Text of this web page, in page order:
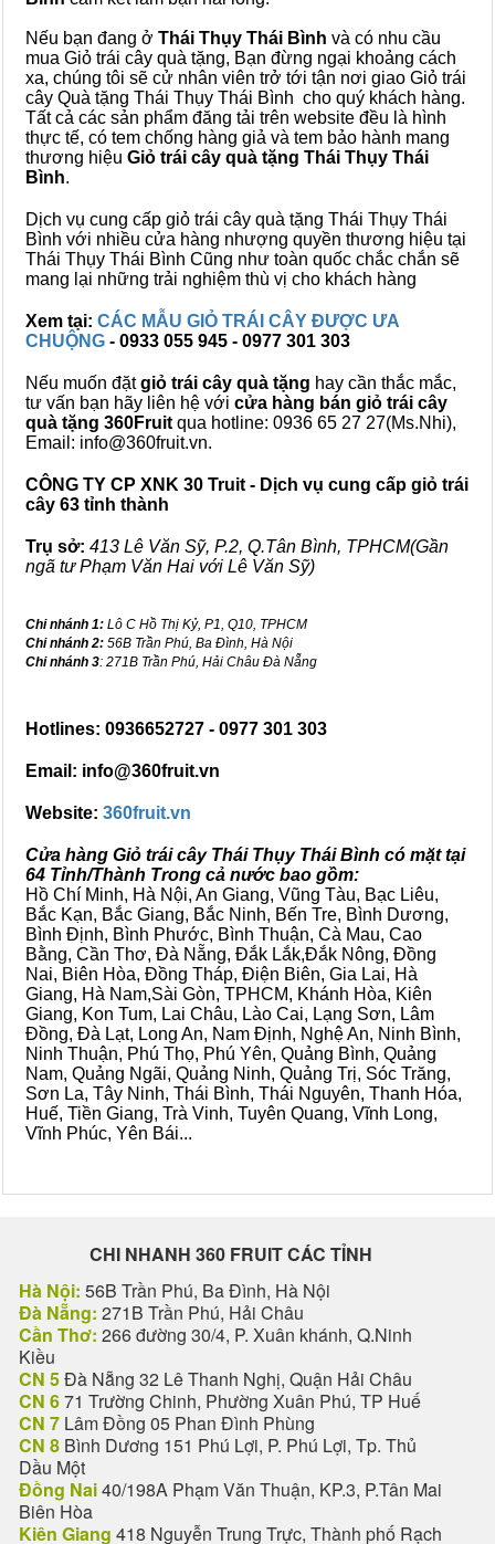
Nếu bạn đang ở Thái Thụy Thái Bình và có nhu cầu
mua Giỏ trái cây quà tặng, Bạn đừng ngại khoảng cách
xa, chúng tôi sẽ cử nhân viên trở tới tận nơi giao Giỏ trái
cây Quà tặng Thái Thụy Thái Bình cho quý khách hàng.
Tất cả các sản phẩm đăng tải trên website đều là hình
thực tế, có tem chống hàng giả và tem bảo hành mang
thương hiệu Giỏ trái cây quà tặng Thái Thụy Thái
Bình.
Dịch vụ cung cấp giỏ trái cây quà tặng Thái Thụy Thái
Bình với nhiều cửa hàng nhượng quyền thương hiệu tại
Thái Thụy Thái Bình Cũng như toàn quốc chắc chắn sẽ
mang lại những trải nghiệm thù vị cho khách hàng
Xem tại: CÁC MẪU GIỎ TRÁI CÂY ĐƯỢC ƯA
CHUỘNG - 0933 055 945 - 0977 301 303
Nếu muốn đặtgiỏ trái cây quà tặng hay cần thắc mắc,
tư vấn bạn hãy liên hệ với cửa hàng bán giỏ trái cây
quà tặng 360Fruit qua hotline: 0936 65 27 27(Ms.Nhi),
Email: info@360fruit.vn.
CÔNG TY CP XNK 30 Truit - Dịch vụ cung cấp giỏ trái
cây 63 tỉnh thành
Trụ sở: 413 Lê Văn Sỹ, P.2, Q.Tân Bình, TPHCM(Gần
ngã tư Phạm Văn Hai với Lê Văn Sỹ)
Chi nhánh 1: Lô C Hồ Thị Kỷ, P1, Q10, TPHCM
Chi nhánh 2: 56B Trần Phú, Ba Đình, Hà Nội
Chi nhánh 3: 271B Trần Phú, Hải Châu Đà Nẵng
Hotlines: 0936652727 - 0977 301 303
Email: info@360fruit.vn
Website: 360fruit.vn
Cửa hàng Giỏ trái cây Thái Thụy Thái Bình có mặt tại
64 Tỉnh/Thành Trong cả nước bao gồm:
Hồ Chí Minh, Hà Nội, An Giang, Vũng Tàu, Bạc Liêu,
Bắc Kạn, Bắc Giang, Bắc Ninh, Bến Tre, Bình Dương,
Bình Định, Bình Phước, Bình Thuận, Cà Mau, Cao
Bằng, Cần Thơ, Đà Nẵng, Đắk Lắk,Đắk Nông, Đồng
Nai, Biên Hòa, Đồng Tháp, Điện Biên, Gia Lai, Hà
Giang, Hà Nam,Sài Gòn, TPHCM, Khánh Hòa, Kiên
Giang, Kon Tum, Lai Châu, Lào Cai, Lạng Sơn, Lâm
Đồng, Đà Lạt, Long An, Nam Định, Nghệ An, Ninh Bình,
Ninh Thuận, Phú Thọ, Phú Yên, Quảng Bình, Quảng
Nam, Quảng Ngãi, Quảng Ninh, Quảng Trị, Sóc Trăng,
Sơn La, Tây Ninh, Thái Bình, Thái Nguyên, Thanh Hóa,
Huế, Tiền Giang, Trà Vinh, Tuyên Quang, Vĩnh Long,
Vĩnh Phúc, Yên Bái...
CHI NHANH 360 FRUIT CÁC TỈNH
Hà Nội: 56B Trần Phú, Ba Đình, Hà Nội
Đà Nẵng: 271B Trần Phú, Hải Châu
Cần Thơ: 266 đường 30/4, P. Xuân khánh, Q.Ninh
Kiều
CN 5Đà Nẵng 32 Lê Thanh Nghị, Quận Hải Châu
CN 671 Trường Chinh, Phường Xuân Phú, TP Huế
CN 7 Lâm Đồng 05 Phan Đình Phùng
CN 8 Bình Dương 151 Phú Lợi, P. Phú Lợi, Tp. Thủ
Dầu Một
Đồng Nai40/198A Phạm Văn Thuận, KP.3, P.Tân Mai
Biên Hòa
Kiên Giang 418 Nguyễn Trung Trực, Thành phố Rạch